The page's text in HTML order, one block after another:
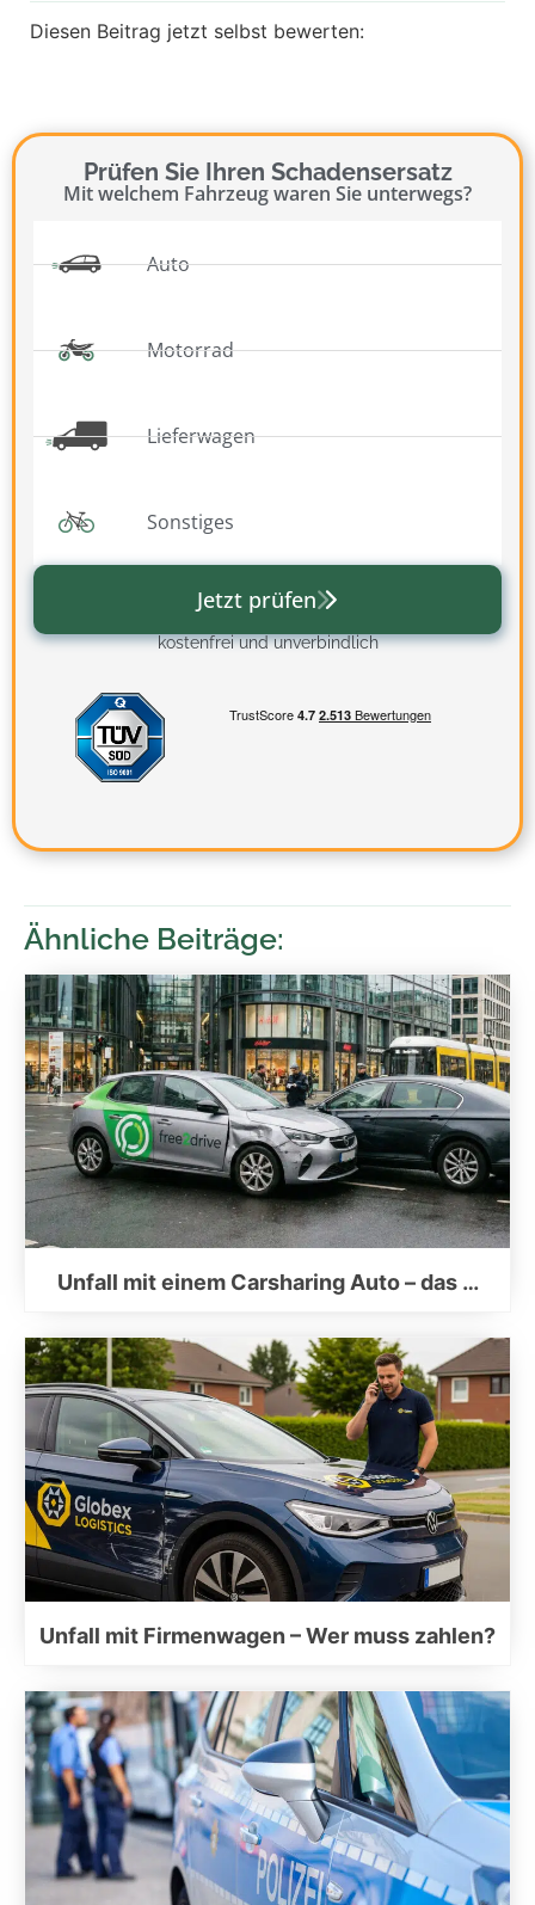
Diesen Beitrag jetzt selbst bewerten:
Prüfen Sie Ihren Schadensersatz
Mit welchem Fahrzeug waren Sie unterwegs?
Auto
Motorrad
Lieferwagen
Sonstiges
Jetzt prüfen
kostenfrei und unverbindlich
Ähnliche Beiträge:
Unfall mit einem Carsharing Auto – das …
Unfall mit Firmenwagen – Wer muss zahlen?